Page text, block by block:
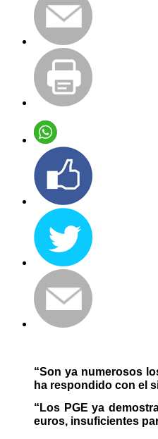
“Son ya numerosos
ha respondido con el
“Los PGE ya
euros, insuficientes